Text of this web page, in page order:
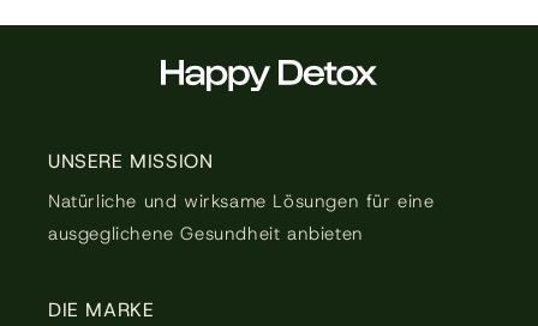
UNSERE MISSION
Natürliche und wirksame Lösungen für eine
ausgeglichene Gesundheit anbieten
DIE MARKE